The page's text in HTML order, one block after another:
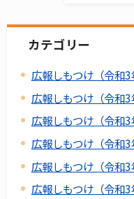
カテゴリー
広報しもつけ（令和
広報しもつけ（令和
広報しもつけ（令和
広報しもつけ（令和
広報しもつけ（令和
広報しもつけ（令和